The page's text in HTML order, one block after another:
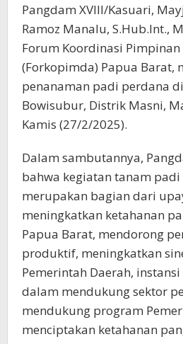
Pangdam XVIII/Kasuari,
Ramoz Manalu, S.Hub.Int.,
Forum Koordinasi Pimpinan
(Forkopimda) Papua Barat,
penanaman padi perdana
Bowisubur, Distrik Masni,
Kamis (27/2/2025).
Dalam sambutannya,
bahwa kegiatan tanam
merupakan bagian dari
meningkatkan ketahanan
Papua Barat, mendorong
produktif, meningkatkan
Pemerintah Daerah,
dalam mendukung sektor
mendukung program
menciptakan ketahanan